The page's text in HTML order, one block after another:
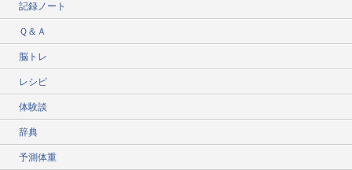
記録ノート
Ｑ＆Ａ
脳トレ
レシピ
体験談
辞典
予測体重